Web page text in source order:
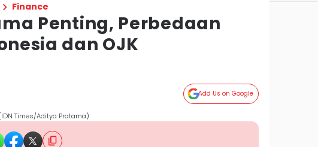
Finance
Penting, Perbedaan
dan OJK
Add Us on Google
Times/Aditya Pratama)